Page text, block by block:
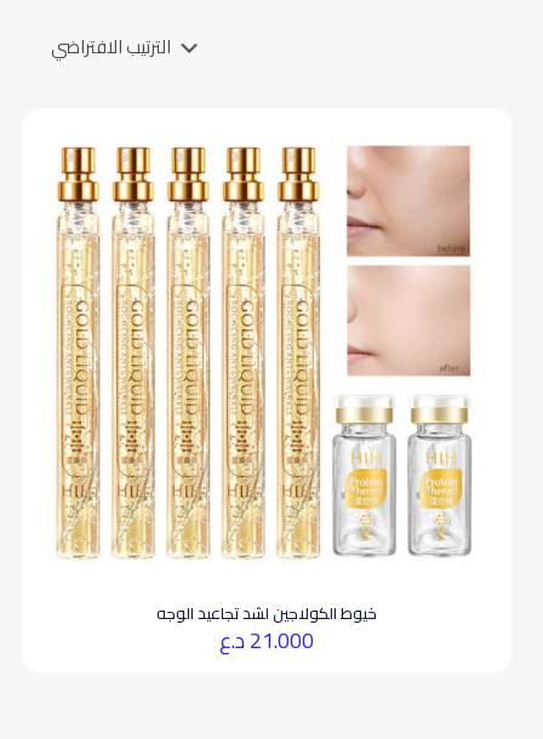
خيوط الكولاجين لشد تجاعيد الوجه
21.000د.ع